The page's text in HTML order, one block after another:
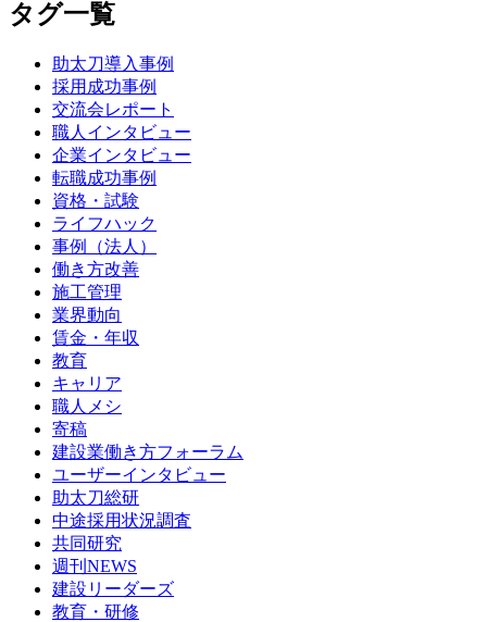
タグ一覧
助太刀導入事例
採用成功事例
交流会レポート
職人インタビュー
企業インタビュー
転職成功事例
資格・試験
ライフハック
事例（法人）
働き方改善
施工管理
業界動向
賃金・年収
教育
キャリア
職人メシ
寄稿
建設業働き方フォーラム
ユーザーインタビュー
助太刀総研
中途採用状況調査
共同研究
週刊NEWS
建設リーダーズ
教育・研修